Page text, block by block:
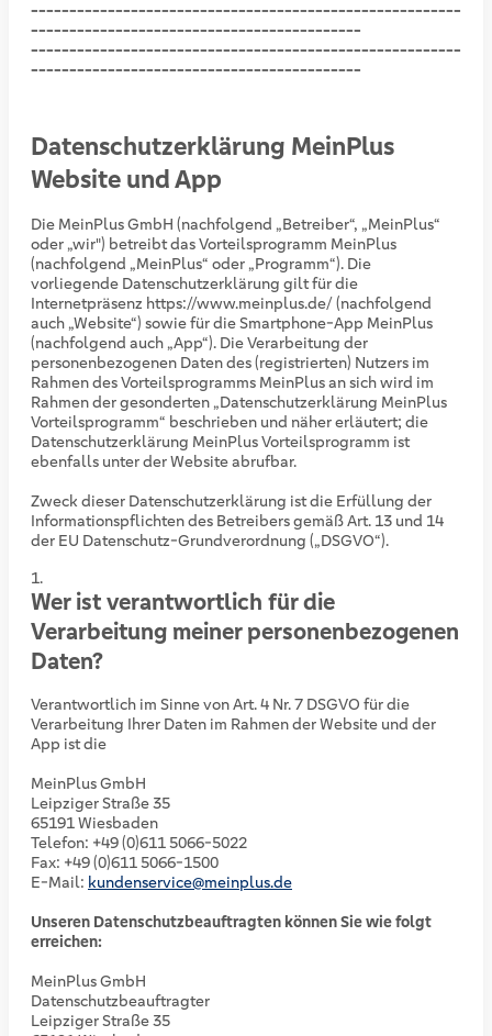
--------------------------------------------------------
-------------------------------------------
--------------------------------------------------------
-------------------------------------------
Datenschutzerklärung MeinPlus
Website und App
Die MeinPlus GmbH (nachfolgend „Betreiber“, „MeinPlus“
oder „wir") betreibt das Vorteilsprogramm MeinPlus
(nachfolgend „MeinPlus“ oder „Programm“). Die
vorliegende Datenschutzerklärung gilt für die
Internetpräsenz https://www.meinplus.de/ (nachfolgend
auch „Website“) sowie für die Smartphone-App MeinPlus
(nachfolgend auch „App“). Die Verarbeitung der
personenbezogenen Daten des (registrierten) Nutzers im
Rahmen des Vorteilsprogramms MeinPlus an sich wird im
Rahmen der gesonderten „Datenschutzerklärung MeinPlus
Vorteilsprogramm“ beschrieben und näher erläutert; die
Datenschutzerklärung MeinPlus Vorteilsprogramm ist
ebenfalls unter der Website abrufbar.
Zweck dieser Datenschutzerklärung ist die Erfüllung der
Informationspflichten des Betreibers gemäß Art. 13 und 14
der EU Datenschutz-Grundverordnung („DSGVO“).
Wer ist verantwortlich für die
Verarbeitung meiner personenbezogenen
Daten?
Verantwortlich im Sinne von Art. 4 Nr. 7 DSGVO für die
Verarbeitung Ihrer Daten im Rahmen der Website und der
App ist die
MeinPlus GmbH
Leipziger Straße 35
65191 Wiesbaden
Telefon: +49 (0)611 5066-5022
Fax: +49 (0)611 5066-1500
E-Mail: kundenservice@meinplus.de
Unseren Datenschutzbeauftragten können Sie wie folgt
erreichen:
MeinPlus GmbH
Datenschutzbeauftragter
Leipziger Straße 35